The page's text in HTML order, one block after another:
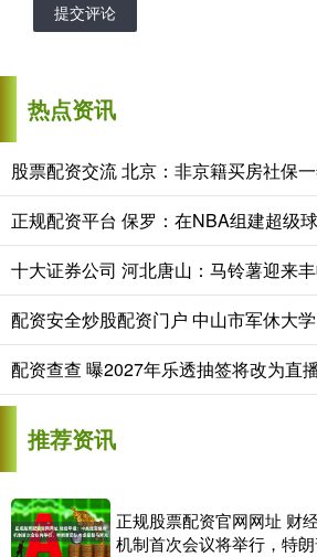
提交评论
热点资讯
十大证券公司 河北唐山：马铃薯迎来
推荐资讯
正规股票配资官网网址 财
机制首次会议将举行，特